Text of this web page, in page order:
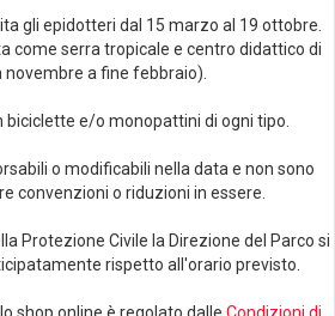
gli epidotteri dal 15 marzo al 19 ottobre.
come serra tropicale e centro didattico di
novembre a fine febbraio).
biciclette e/o monopattini di ogni tipo.
o modificabili nella data e non sono
convenzioni o riduzioni in essere.
Protezione Civile la Direzione del Parco si
rispetto all'orario previsto.